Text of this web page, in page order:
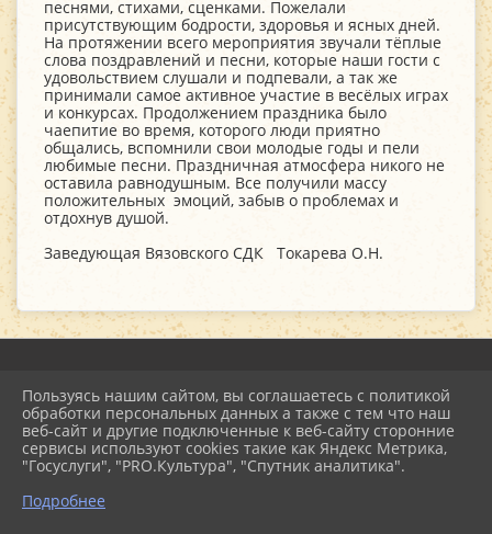
песнями, стихами, сценками. Пожелали
присутствующим бодрости, здоровья и ясных дней.
На протяжении всего мероприятия звучали тёплые
слова поздравлений и песни, которые наши гости с
удовольствием слушали и подпевали, а так же
принимали самое активное участие в весёлых играх
и конкурсах. Продолжением праздника было
чаепитие во время, которого люди приятно
общались, вспомнили свои молодые годы и пели
любимые песни. Праздничная атмосфера никого не
оставила равнодушным. Все получили массу
положительных эмоций, забыв о проблемах и
отдохнув душой.
Заведующая Вязовского СДК Токарева О.Н.
2026 г. mu-emcdk.ru
Вход
Карта сайта
Политика обработки персональных данных
Сделано на KubCMS
Пользуясь нашим сайтом, вы соглашаетесь с политикой
обработки персональных данных а также с тем что наш
веб-сайт и другие подключенные к веб-сайту сторонние
сервисы используют cookies такие как Яндекс Метрика,
"Госуслуги", "PRO.Культура", "Спутник аналитика".
Подробнее